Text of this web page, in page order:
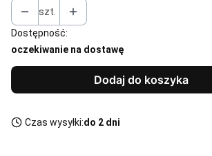
szt.
Dostępność:
oczekiwanie na dostawę
Dodaj do koszyka
Czas wysyłki:do 2 dni